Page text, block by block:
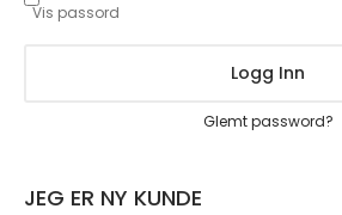
Vis passord
Logg Inn
Glemt password?
JEG ER NY KUNDE